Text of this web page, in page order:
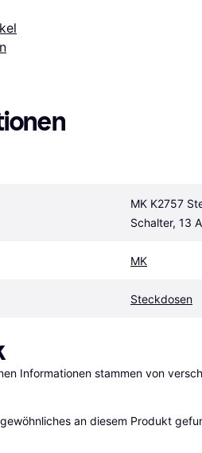
MK K2757
Schalter, 13 A
MK
Steckdosen
Informationen stammen von
an diesem Produkt